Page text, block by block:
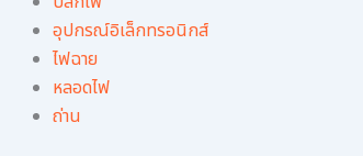
อุปกรณ์อิเล็กทรอนิกส์
ไฟฉาย
หลอดไฟ
ถ่าน